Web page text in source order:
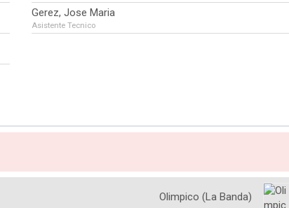
Gerez, Jose Maria
Asistente Tecnico
Olimpico (La Banda)